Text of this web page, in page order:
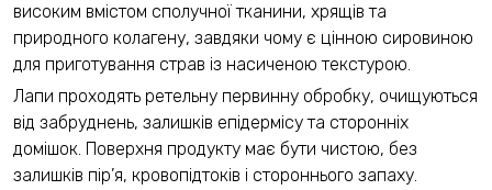
високим вмістом сполучної тканини, хрящів та
природного колагену, завдяки чому є цінною сировиною
для приготування страв із насиченою текстурою.
Лапи проходять ретельну первинну обробку, очищуються
від забруднень, залишків епідермісу та сторонніх
домішок. Поверхня продукту має бути чистою, без
залишків пір’я, кровопідтоків і стороннього запаху.